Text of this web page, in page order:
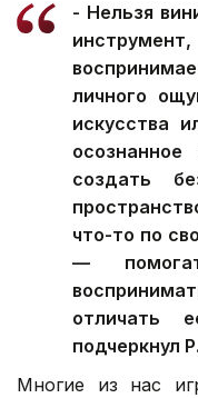
- Нельзя
личного
искусства
создать
что-то по
—
отличать
подчеркнул
Многие из нас